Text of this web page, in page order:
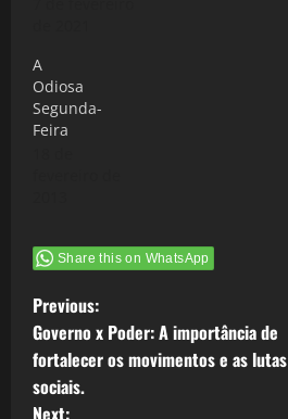
A
Odiosa
Segunda-
Feira
Share this on WhatsApp
P
o
s
Previous:
Governo x Poder: A importância de
fortalecer os movimentos e as lutas
sociais.
Next: